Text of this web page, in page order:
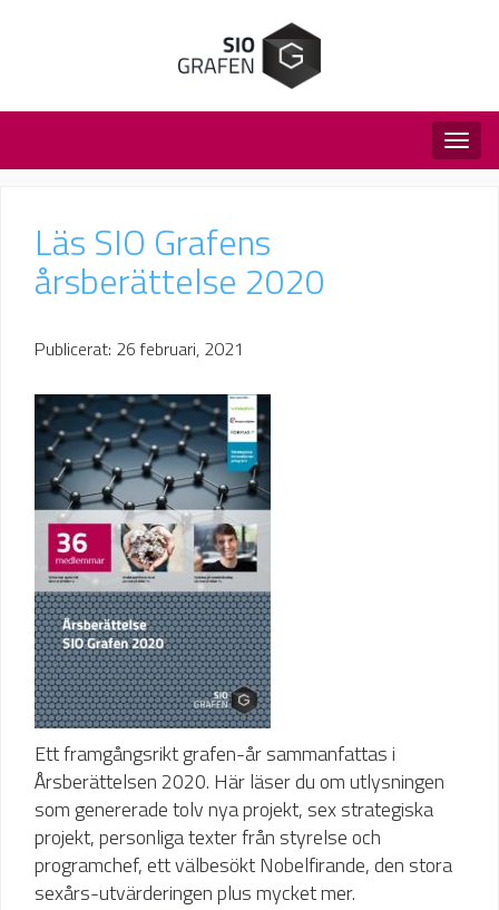
Läs SIO Grafens
årsberättelse 2020
Publicerat: 26 februari, 2021
Ett framgångsrikt grafen-år sammanfattas i
Årsberättelsen 2020. Här läser du om utlysningen
som genererade tolv nya projekt, sex strategiska
projekt, personliga texter från styrelse och
programchef, ett välbesökt Nobelfirande, den stora
sexårs-utvärderingen plus mycket mer.